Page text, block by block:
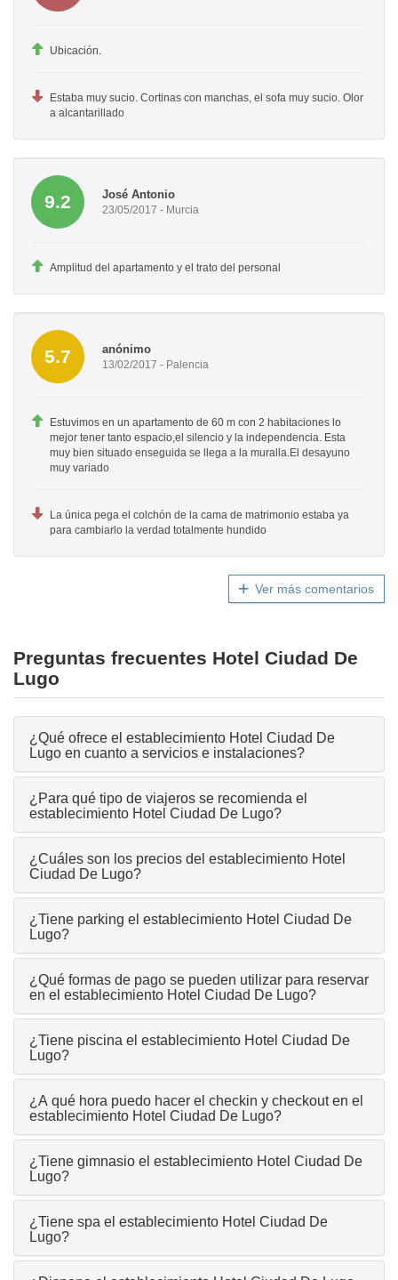
Ubicación.
Estaba muy sucio. Cortinas con manchas, el sofa muy sucio. Olor
a alcantarillado
9.2 José Antonio
23/05/2017 - Murcia
Amplitud del apartamento y el trato del personal
5.7 anónimo
13/02/2017 - Palencia
Estuvimos en un apartamento de 60 m con 2 habitaciones lo
mejor tener tanto espacio,el silencio y la independencia. Esta
muy bien situado enseguida se llega a la muralla.El desayuno
muy variado
La única pega el colchón de la cama de matrimonio estaba ya
para cambiarlo la verdad totalmente hundido
Ver más comentarios
Preguntas frecuentes Hotel Ciudad De
Lugo
¿Qué ofrece el establecimiento Hotel Ciudad De
Lugo en cuanto a servicios e instalaciones?
¿Para qué tipo de viajeros se recomienda el
establecimiento Hotel Ciudad De Lugo?
¿Cuáles son los precios del establecimiento Hotel
Ciudad De Lugo?
¿Tiene parking el establecimiento Hotel Ciudad De
Lugo?
¿Qué formas de pago se pueden utilizar para reservar
en el establecimiento Hotel Ciudad De Lugo?
¿Tiene piscina el establecimiento Hotel Ciudad De
Lugo?
¿A qué hora puedo hacer el checkin y checkout en el
establecimiento Hotel Ciudad De Lugo?
¿Tiene gimnasio el establecimiento Hotel Ciudad De
Lugo?
¿Tiene spa el establecimiento Hotel Ciudad De
Lugo?